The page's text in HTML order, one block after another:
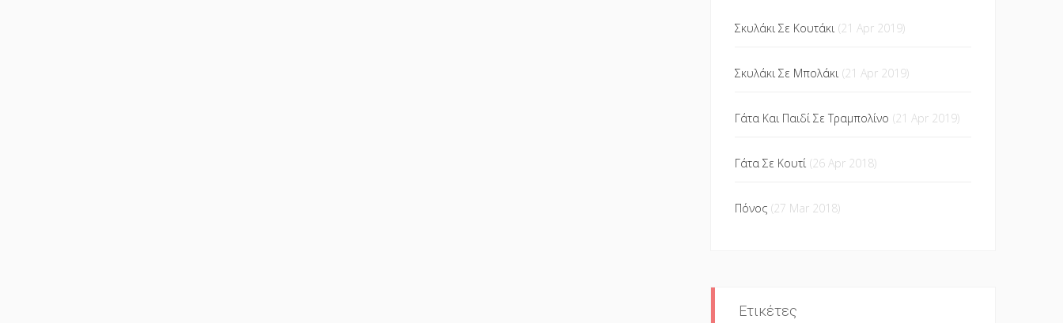
Σκυλάκι Σε Κουτάκι (21 Apr 2019)
Σκυλάκι Σε Μπολάκι (21 Apr 2019)
Γάτα Και Παιδί Σε Τραμπολίνο (21 Apr 2019)
Γάτα Σε Κουτί (26 Apr 2018)
Πόνος (27 Mar 2018)
Ετικέτες